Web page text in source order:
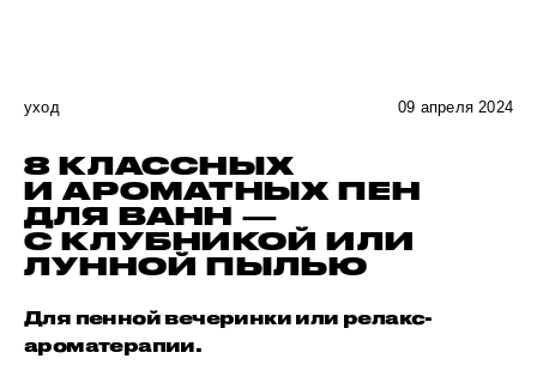
уход 09 апреля 2024
8 КЛАССНЫХ
И АРОМАТНЫХ ПЕН
ДЛЯ ВАНН —
С КЛУБНИКОЙ ИЛИ
ЛУННОЙ ПЫЛЬЮ
Для пенной вечеринки или релакс-
ароматерапии.